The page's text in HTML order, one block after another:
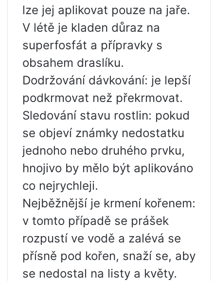
lze jej aplikovat pouze na jaře.
V létě je kladen důraz na
superfosfát a přípravky s
obsahem draslíku.
Dodržování dávkování: je lepší
podkrmovat než překrmovat.
Sledování stavu rostlin: pokud
se objeví známky nedostatku
jednoho nebo druhého prvku,
hnojivo by mělo být aplikováno
co nejrychleji.
Nejběžnější je krmení kořenem:
v tomto případě se prášek
rozpustí ve vodě a zalévá se
přísně pod kořen, snaží se, aby
se nedostal na listy a květy.